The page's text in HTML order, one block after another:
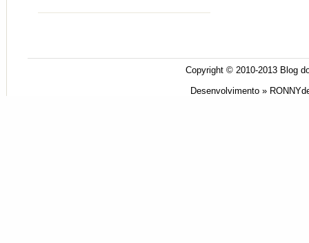
Copyright © 2010-2013 Blog
Desenvolvimento »